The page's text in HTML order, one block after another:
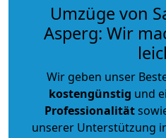
Umzüge von
Asperg: Wir
Wir geben unser
kostengünstig und
Professionalität
unserer Unterstützung